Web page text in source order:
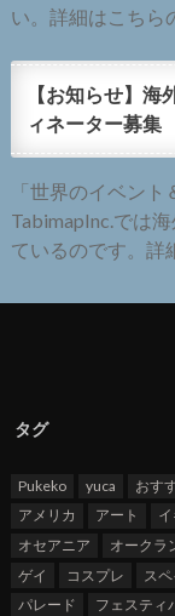
い。詳細はこち
【お知らせ】
ィネーター募集
「世界のイベン
TabimapInc.では
ているのです。詳
タグ
Pukeko yuca おす
アメリカ
アート
オセアニア
オークラ
ゲイ
コスプレ ス
パレード
フェスティ